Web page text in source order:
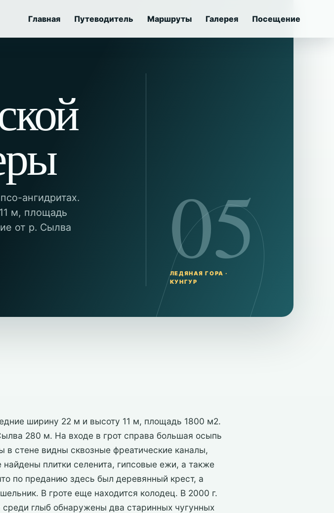
Главная Путеводитель Маршруты Галерея Посещение
ангидритах.
м, площадь
от р. Сылва
05
ЛЕДЯНАЯ ГОРА ·
КУНГУР
ширину 22 м и высоту 11 м, площадь 1800 м2.
280 м. На входе в грот справа большая осыпь
стене видны сквозные фреатические каналы,
плитки селенита, гипсовые ежи, а также
по преданию здесь был деревянный крест, а
В гроте еще находится колодец. В 2000 г.
глыб обнаружены два старинных чугунных